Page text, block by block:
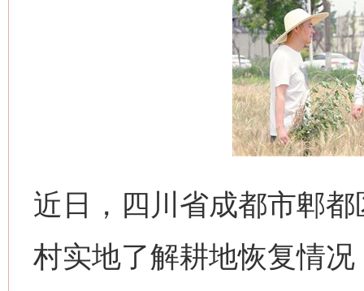
近日，四川省成都市郫
村实地了解耕地恢复情